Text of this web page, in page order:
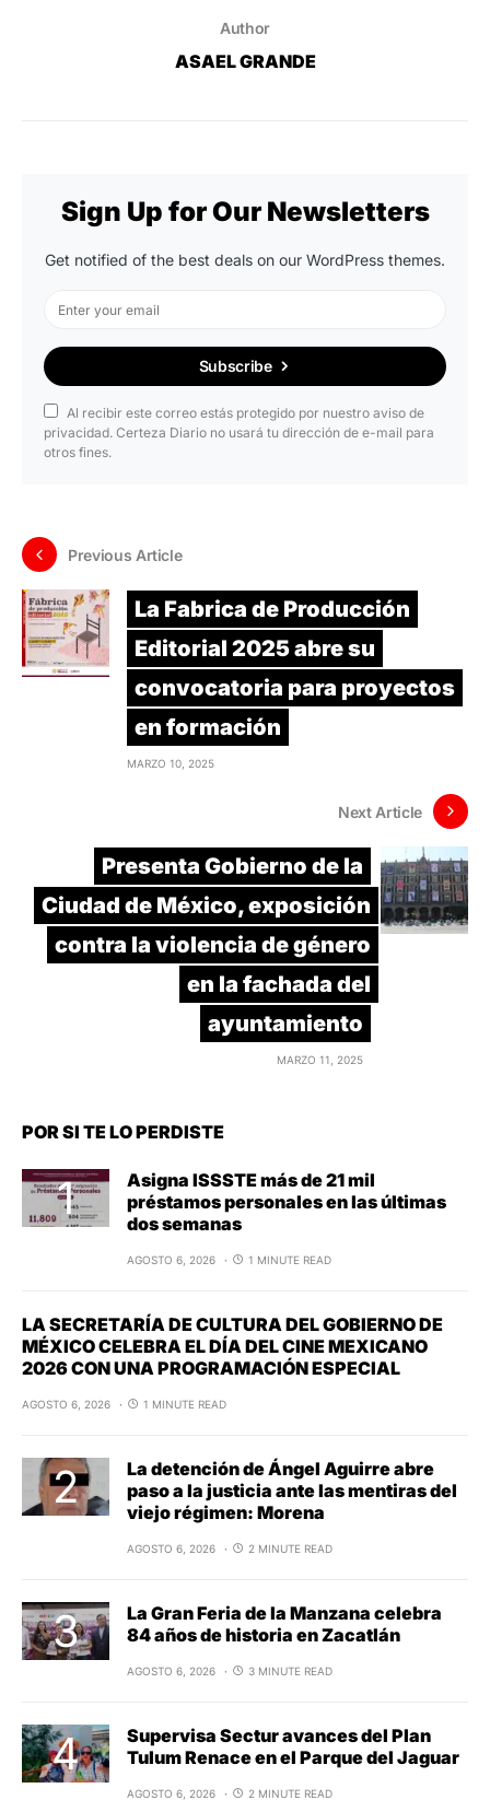
Author
ASAEL GRANDE
Sign Up for Our Newsletters
Get notified of the best deals on our WordPress themes.
Subscribe
Al recibir este correo estás protegido por nuestro aviso de
privacidad. Certeza Diario no usará tu dirección de e-mail para
otros fines.
Previous Article
La Fabrica de Producción
Editorial 2025 abre su
convocatoria para proyectos
en formación
MARZO 10, 2025
Next Article
Presenta Gobierno de la
Ciudad de México, exposición
contra la violencia de género
en la fachada del
ayuntamiento
MARZO 11, 2025
POR SI TE LO PERDISTE
Asigna ISSSTE más de 21 mil
préstamos personales en las últimas
dos semanas
AGOSTO 6, 2026 1 MINUTE READ
LA SECRETARÍA DE CULTURA DEL GOBIERNO DE
MÉXICO CELEBRA EL DÍA DEL CINE MEXICANO
2026 CON UNA PROGRAMACIÓN ESPECIAL
AGOSTO 6, 2026 1 MINUTE READ
La detención de Ángel Aguirre abre
paso a la justicia ante las mentiras del
viejo régimen: Morena
AGOSTO 6, 2026 2 MINUTE READ
La Gran Feria de la Manzana celebra
84 años de historia en Zacatlán
AGOSTO 6, 2026 3 MINUTE READ
Supervisa Sectur avances del Plan
Tulum Renace en el Parque del Jaguar
AGOSTO 6, 2026 2 MINUTE READ